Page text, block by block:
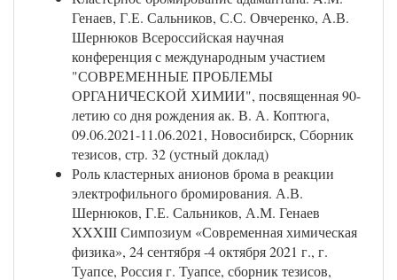
Генаев, Г.Е. Сальников, С.С. Овчеренко, А.В.
Шернюков Всероссийская научная
конференция с международным участием
"СОВРЕМЕННЫЕ ПРОБЛЕМЫ
ОРГАНИЧЕСКОЙ ХИМИИ", посвященная 90-
летию со дня рождения ак. В. А. Коптюга,
09.06.2021-11.06.2021, Новосибирск, Сборник
тезисов, стр. 32 (устный доклад)
Роль кластерных анионов брома в реакции
электрофильного бромирования. А.В.
Шернюков, Г.Е. Сальников, А.М. Генаев
XXXIII Симпозиум «Современная химическая
физика», 24 сентября -4 октября 2021 г., г.
Туапсе, Россия г. Туапсе, сборник тезисов,